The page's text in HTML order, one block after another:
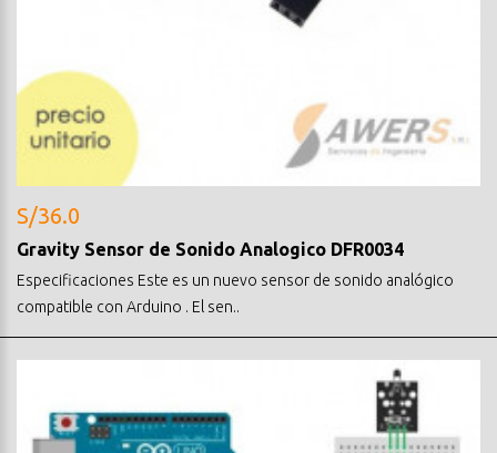
S/36.0
Gravity Sensor de Sonido Analogico DFR0034
Especificaciones Este es un nuevo sensor de sonido analógico
compatible con Arduino . El sen..